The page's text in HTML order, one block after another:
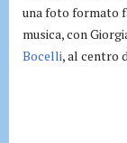
una foto formato
musica, con
Bocelli, al centro